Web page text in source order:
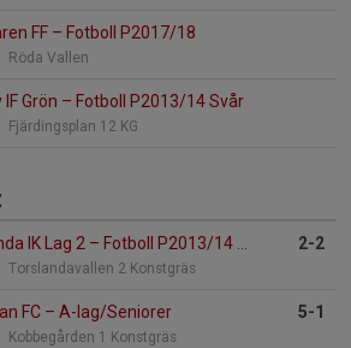
FF – Fotboll P2017/18
| Röda Vallen
IF Grön – Fotboll P2013/14 Svår
| Fjärdingsplan 12 KG
IK Lag 2 – Fotboll P2013/14 2012
| Torslandavallen 2 Konstgräs
2-2
FC – A-lag/Seniorer
| Kobbegården 1 Konstgräs
5-1